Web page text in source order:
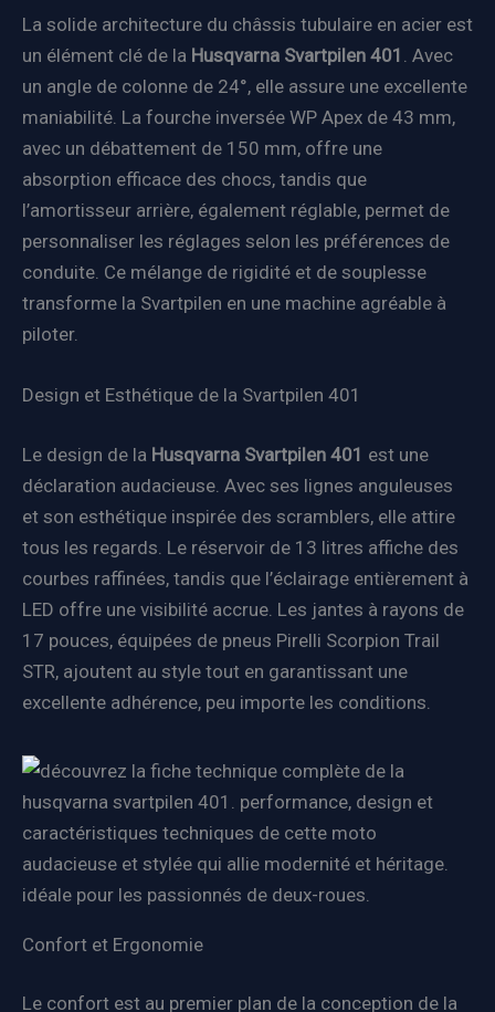
La solide architecture du châssis tubulaire en acier est
un élément clé de la Husqvarna Svartpilen 401 . Avec
un angle de colonne de 24°, elle assure une excellente
maniabilité. La fourche inversée WP Apex de 43 mm,
avec un débattement de 150 mm, offre une
absorption efficace des chocs, tandis que
l’amortisseur arrière, également réglable, permet de
personnaliser les réglages selon les préférences de
conduite. Ce mélange de rigidité et de souplesse
transforme la Svartpilen en une machine agréable à
piloter.
Design et Esthétique de la Svartpilen 401
Le design de la Husqvarna Svartpilen 401 est une
déclaration audacieuse. Avec ses lignes anguleuses
et son esthétique inspirée des scramblers, elle attire
tous les regards. Le réservoir de 13 litres affiche des
courbes raffinées, tandis que l’éclairage entièrement à
LED offre une visibilité accrue. Les jantes à rayons de
17 pouces, équipées de pneus Pirelli Scorpion Trail
STR, ajoutent au style tout en garantissant une
excellente adhérence, peu importe les conditions.
Confort et Ergonomie
Le confort est au premier plan de la conception de la